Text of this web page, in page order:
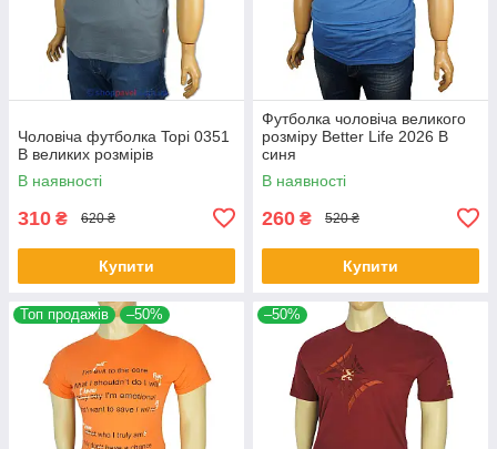
Чоловіча футболка Topi 0351
B великих розмірів
В наявності
310 ₴ 620 ₴
Купити
Футболка чоловіча великого
розміру Better Life 2026 В
синя
В наявності
260 ₴ 520 ₴
Купити
Топ продажів –50% –50%